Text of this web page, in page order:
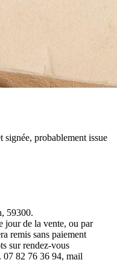
signée, probablement issue
59300.
jour de la vente, ou par
remis sans paiement
sur rendez-vous
07 82 76 36 94, mail